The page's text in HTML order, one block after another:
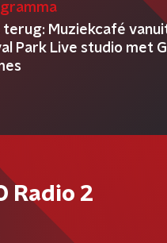
terug: Muziekcafé
Park Live studio met
Radio 2